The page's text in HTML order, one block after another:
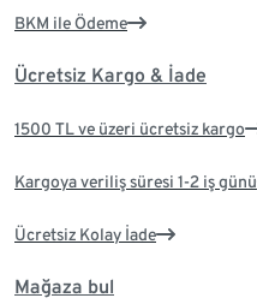
BKM ile Ödeme
Ücretsiz Kargo & İade
1500 TL ve üzeri ücretsiz kargo
Kargoya veriliş süresi 1-2 iş günü
Ücretsiz Kolay İade
Mağaza bul